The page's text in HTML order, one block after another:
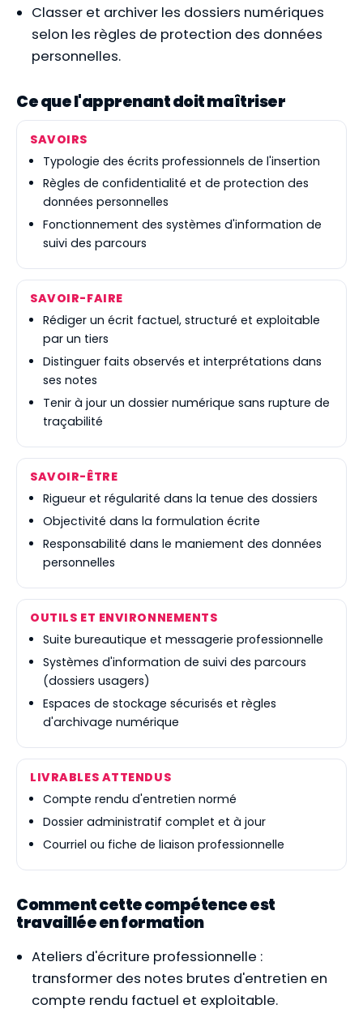
Classer et archiver les dossiers numériques
selon les règles de protection des données
personnelles.
Ce que l'apprenant doit maîtriser
SAVOIRS
Typologie des écrits professionnels de l'insertion
Règles de confidentialité et de protection des
données personnelles
Fonctionnement des systèmes d'information de
suivi des parcours
SAVOIR-FAIRE
Rédiger un écrit factuel, structuré et exploitable
par un tiers
Distinguer faits observés et interprétations dans
ses notes
Tenir à jour un dossier numérique sans rupture de
traçabilité
SAVOIR-ÊTRE
Rigueur et régularité dans la tenue des dossiers
Objectivité dans la formulation écrite
Responsabilité dans le maniement des données
personnelles
OUTILS ET ENVIRONNEMENTS
Suite bureautique et messagerie professionnelle
Systèmes d'information de suivi des parcours
(dossiers usagers)
Espaces de stockage sécurisés et règles
d'archivage numérique
LIVRABLES ATTENDUS
Compte rendu d'entretien normé
Dossier administratif complet et à jour
Courriel ou fiche de liaison professionnelle
Comment cette compétence est
travaillée en formation
Ateliers d'écriture professionnelle :
transformer des notes brutes d'entretien en
compte rendu factuel et exploitable.